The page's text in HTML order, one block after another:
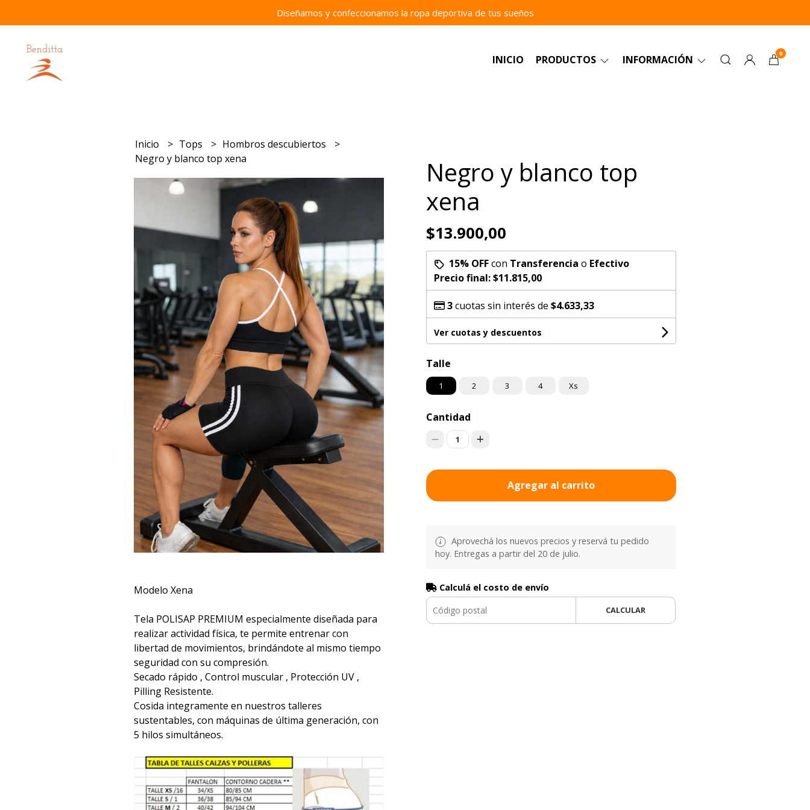
Diseñamos y confeccionamos la ropa deportiva de tus sueños
INICIO PRODUCTOS INFORMACIÓN 0
Inicio Tops
Hombros descubiertos
Negro y blanco top xena
Modelo Xena
Tela POLISAP PREMIUM especialmente diseñada para
realizar actividad física, te permite entrenar con
libertad de movimientos, brindándote al mismo tiempo
seguridad con su compresión.
Secado rápido , Control muscular , Protección UV ,
Pilling Resistente.
Cosida integramente en nuestros talleres
sustentables, con máquinas de última generación, con
5 hilos simultáneos.
Negro y blanco top
xena
$13.900,00
15% OFFcon Transferencia o Efectivo
Precio final:$11.815,00
3cuotas sin interés de $4.633,33
Ver cuotas y descuentos
Talle
1 2 3 4 Xs
Cantidad
1
Agregar al carrito
Aprovechá los nuevos precios y reservá tu pedido
hoy. Entregas a partir del 20 de julio.
Calculá el costo de envío
CALCULAR